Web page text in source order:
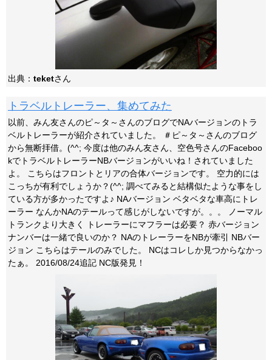
出典： teketさん
トラベルトレーラー、集めてみた
以前、みん友さんのピ～タ～さんのブログでNAバージョンのトラ
ベルトレーラーが紹介されていました。 ＃ピ～タ～さんのブログ
から無断拝借。(^^; 今度は他のみん友さん、空色号さんのFaceboo
kでトラベルトレーラーNBバージョンがいいね！されていました
よ。 こちらはフロントとリアの合体バージョンです。 空力的には
こっちが有利でしょうか？(^^; 調べてみると結構似たような事をし
ている方が多かったですよ♪ NAバージョン ベタベタな車高にトレ
ーラー なんかNAのテールって感じがしないですが。。。 ノーマル
トランクより大きく トレーラーにマフラーは必要？ 赤バージョン
ナンバーは一緒で良いのか？ NAのトレーラーをNBが牽引 NBバー
ジョン こちらはテールのみでした。 NCはコレしか見つからなかっ
たぁ。 2016/08/24追記 NC版発見！